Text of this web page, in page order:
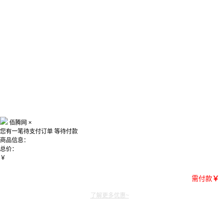
佰腾网 ×
您有一笔待支付订单 等待付款
商品信息：
总价：
￥
需付款￥
了解更多优惠~